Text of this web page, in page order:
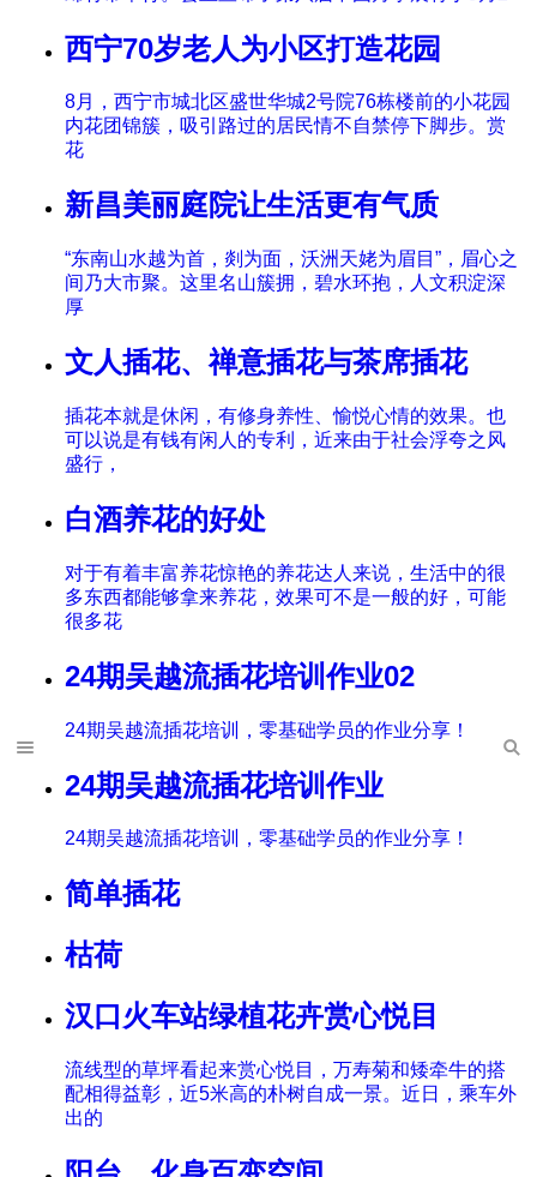
西宁70岁老人为小区打造花园
8月，西宁市城北区盛世华城2号院76栋楼前的小花园
内花团锦簇，吸引路过的居民情不自禁停下脚步。赏
花
新昌美丽庭院让生活更有气质
“东南山水越为首，剡为面，沃洲天姥为眉目”，眉心之
间乃大市聚。这里名山簇拥，碧水环抱，人文积淀深
厚
文人插花、禅意插花与茶席插花
插花本就是休闲，有修身养性、愉悦心情的效果。也
可以说是有钱有闲人的专利，近来由于社会浮夸之风
盛行，
白酒养花的好处
对于有着丰富养花惊艳的养花达人来说，生活中的很
多东西都能够拿来养花，效果可不是一般的好，可能
很多花
24期吴越流插花培训作业02
24期吴越流插花培训，零基础学员的作业分享！
24期吴越流插花培训作业
24期吴越流插花培训，零基础学员的作业分享！
简单插花
枯荷
汉口火车站绿植花卉赏心悦目
流线型的草坪看起来赏心悦目，万寿菊和矮牵牛的搭
配相得益彰，近5米高的朴树自成一景。近日，乘车外
出的